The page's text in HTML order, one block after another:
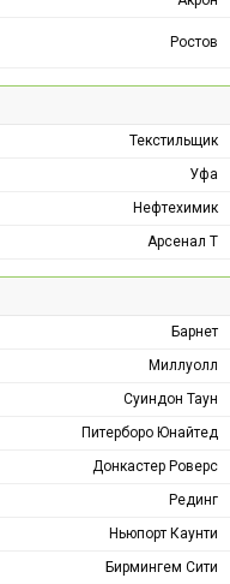
Ростов
Текстильщик
Уфа
Нефтехимик
Арсенал Т
Барнет
Миллуолл
Суиндон Таун
Питерборо Юнайтед
Донкастер Роверс
Рединг
Ньюпорт Каунти
Бирмингем Сити